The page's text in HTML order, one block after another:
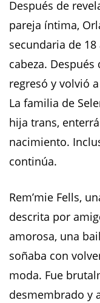
Después de
pareja íntima,
secundaria de
cabeza. Después
regresó y volvió
La familia de
hija trans,
nacimiento.
continúa.
Rem’mie Fells,
descrita por
amorosa, una
soñaba con
moda. Fue
desmembrado y